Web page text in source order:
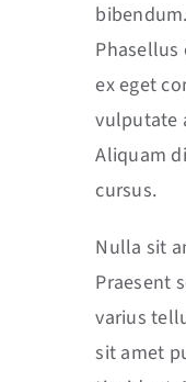
ex eget
vulputate
Aliquam
cursus.
Nulla sit
Praesent
varius
sit amet